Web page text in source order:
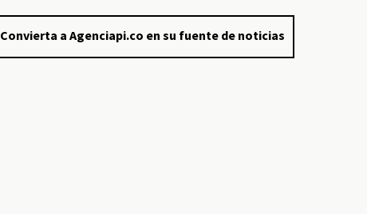
Convierta a Agenciapi.co en su fuente de noticias